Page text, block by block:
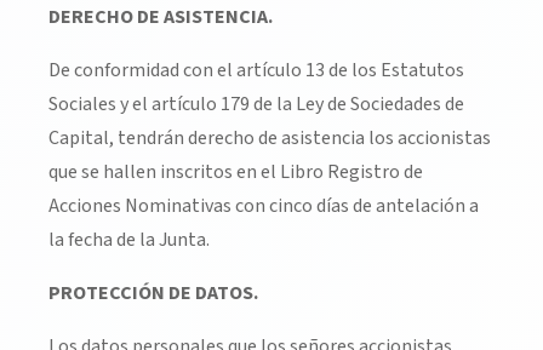
DERECHO DE ASISTENCIA.
De conformidad con el artículo 13 de los Estatutos
Sociales y el artículo 179 de la Ley de Sociedades de
Capital, tendrán derecho de asistencia los accionistas
que se hallen inscritos en el Libro Registro de
Acciones Nominativas con cinco días de antelación a
la fecha de la Junta.
PROTECCIÓN DE DATOS.